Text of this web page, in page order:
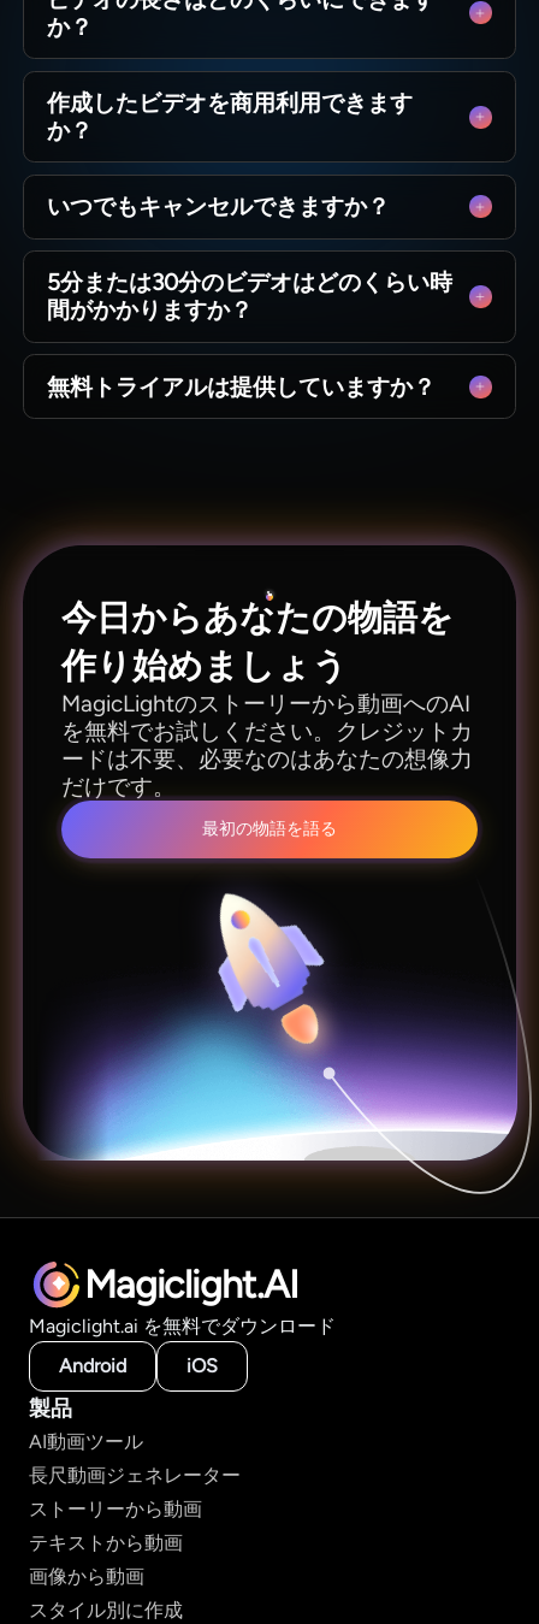
か？
短いソーシャルクリップから50分間のフルエピ
ソードまで。MagicLightは長編ストーリーテリ
ングに最適化されており、シーンを超えてキャ
ラクターの一貫性を維持するため、技術的な制
限なく完全な物語を制作できます。
作成したビデオを商用利用できます
か？
はい！あなたが作成したコンテンツの100%を所
有します。YouTubeチャンネルの収益化、広告
の実行、コースの販売など、有料プランで生成
されたすべてのビデオに対して完全な商用利用
権を持っています。
いつでもキャンセルできますか？
もちろんです。私たちは束縛的な契約ではな
く、創造的自由を信じています。ダッシュボー
ドから直接サブスクリプションを管理し、いつ
でもキャンセルできます。隠れた費用や後味の
悪さはありません。
5分または30分のビデオはどのくらい時
間がかかりますか？
数ヶ月ではなく、数分です。従来のアニメーシ
ョンが数週間かかるのに対し、MagicLightはコ
ーヒーを飲むほどの時間で高品質な5分のストー
無料トライアルは提供していますか？
ます。
今日からあなたの物語を
作り始めましょう
MagicLightのストーリーから動画へのAI
を無料でお試しください。クレジットカ
ードは不要、必要なのはあなたの想像力
だけです。
最初の物語を語る
Magiclight.AI
Magiclight.ai を無料でダウンロード
Android
iOS
製品
AI動画ツール
長尺動画ジェネレーター
ストーリーから動画
テキストから動画
画像から動画
スタイル別に作成